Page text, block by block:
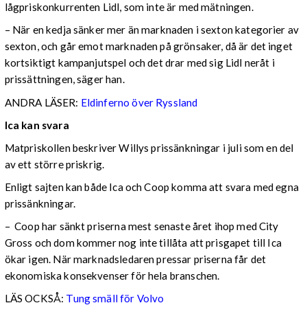
lågpriskonkurrenten Lidl, som inte är med mätningen.
– När en kedja sänker mer än marknaden i sexton kategorier av
sexton, och går emot marknaden på grönsaker, då är det inget
kortsiktigt kampanjutspel och det drar med sig Lidl neråt i
prissättningen, säger han.
ANDRA LÄSER: Eldinferno över Ryssland
Ica kan svara
Matpriskollen beskriver Willys prissänkningar i juli som en del
av ett större priskrig.
Enligt sajten kan både Ica och Coop komma att svara med egna
prissänkningar.
– Coop har sänkt priserna mest senaste året ihop med City
Gross och dom kommer nog inte tillåta att prisgapet till Ica
ökar igen. När marknadsledaren pressar priserna får det
ekonomiska konsekvenser för hela branschen.
LÄS OCKSÅ: Tung smäll för Volvo